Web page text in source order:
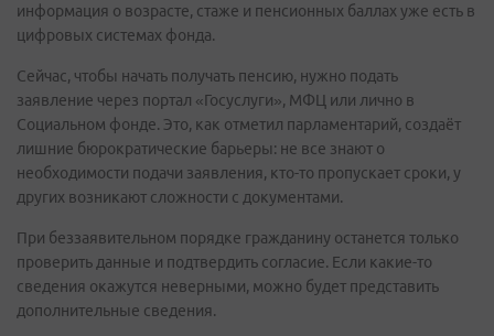
информация о возрасте, стаже и пенсионных баллах уже есть в
цифровых системах фонда.
Сейчас, чтобы начать получать пенсию, нужно подать
заявление через портал «Госуслуги», МФЦ или лично в
Социальном фонде. Это, как отметил парламентарий, создаёт
лишние бюрократические барьеры: не все знают о
необходимости подачи заявления, кто-то пропускает сроки, у
других возникают сложности с документами.
При беззаявительном порядке гражданину останется только
проверить данные и подтвердить согласие. Если какие-то
сведения окажутся неверными, можно будет представить
дополнительные сведения.